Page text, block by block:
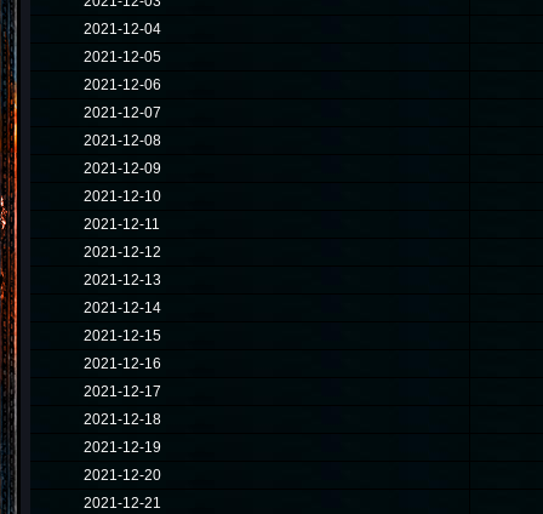
2021-12-04
2021-12-05
2021-12-06
2021-12-07
2021-12-08
2021-12-09
2021-12-10
2021-12-11
2021-12-12
2021-12-13
2021-12-14
2021-12-15
2021-12-16
2021-12-17
2021-12-18
2021-12-19
2021-12-20
2021-12-21